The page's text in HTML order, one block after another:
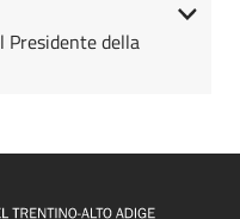
Presidente della